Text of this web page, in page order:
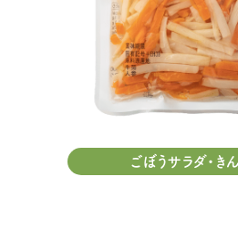
ごぼうサラダ・き